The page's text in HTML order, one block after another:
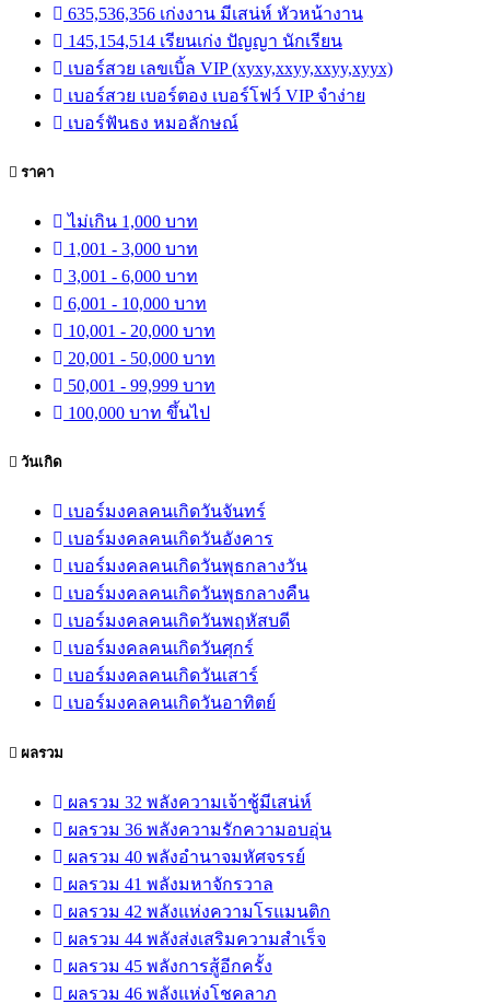
635,536,356 เก่งงาน มีเสน่ห์ หัวหน้างาน
145,154,514 เรียนเก่ง ปัญญา นักเรียน
เบอร์สวย เลขเบิ้ล VIP (xyxy,xxyy,xxyy,xyyx)
เบอร์สวย เบอร์ตอง เบอร์โฟว์ VIP จำง่าย
เบอร์ฟันธง หมอลักษณ์
ราคา
ไม่เกิน 1,000 บาท
1,001 - 3,000 บาท
3,001 - 6,000 บาท
6,001 - 10,000 บาท
10,001 - 20,000 บาท
20,001 - 50,000 บาท
50,001 - 99,999 บาท
100,000 บาท ขึ้นไป
วันเกิด
เบอร์มงคลคนเกิดวันจันทร์
เบอร์มงคลคนเกิดวันอังคาร
เบอร์มงคลคนเกิดวันพุธกลางวัน
เบอร์มงคลคนเกิดวันพุธกลางคืน
เบอร์มงคลคนเกิดวันพฤหัสบดี
เบอร์มงคลคนเกิดวันศุกร์
เบอร์มงคลคนเกิดวันเสาร์
เบอร์มงคลคนเกิดวันอาทิตย์
ผลรวม
ผลรวม 32 พลังความเจ้าชู้มีเสน่ห์
ผลรวม 36 พลังความรักความอบอุ่น
ผลรวม 40 พลังอำนาจมหัศจรรย์
ผลรวม 41 พลังมหาจักรวาล
ผลรวม 42 พลังแห่งความโรแมนติก
ผลรวม 44 พลังส่งเสริมความสำเร็จ
ผลรวม 45 พลังการสู้อีกครั้ง
ผลรวม 46 พลังแห่งโชคลาภ